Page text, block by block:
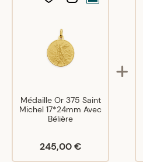
Médaille Or 375 Saint
Michel 17*24mm Avec
Bélière
245,00 €